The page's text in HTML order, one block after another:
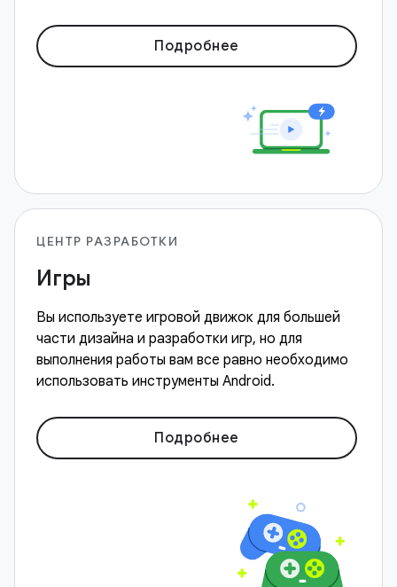
Подробнее
ЦЕНТР РАЗРАБОТКИ
Игры
Вы используете игровой движок для большей
части дизайна и разработки игр, но для
выполнения работы вам все равно необходимо
использовать инструменты Android.
Подробнее